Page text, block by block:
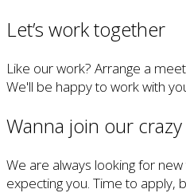
Let’s work together
Like our work? Arrange a
We'll be happy to work with
Wanna join our crazy
We are always looking for
expecting you. Time to apply,